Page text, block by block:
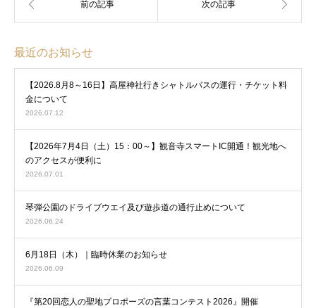
最近のお知らせ
【2026.8月8～16日】高屋神社行きシャトルバスの運行・チケット料
金について
2026.07.12
【2026年7月4日（土）15：00～】観音寺スマートIC開通！観光地へ
のアクセスが便利に
2026.07.01
琴弾公園のドライブウエイ及び遊歩道の通行止めについて
2026.06.24
6月18日（木）｜臨時休業のお知らせ
2026.06.09
『第20回恋人の聖地プロポーズの言葉コンテスト2026』開催